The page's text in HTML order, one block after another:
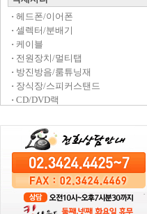
· 헤드폰/이어폰
· 셀렉터/분배기
· 케이블
· 전원장치/멀티탭
· 방진방음/룸튜닝재
· 장식장/스피커스탠드
· CD/DVD랙